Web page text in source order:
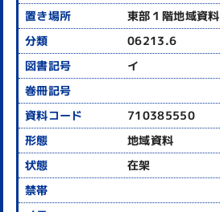
東部１階地域資料
06213.6
イ
710385550
地域資料
在架